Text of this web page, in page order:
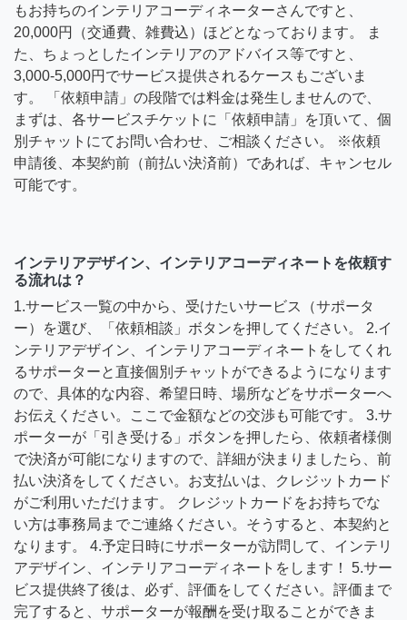
もお持ちのインテリアコーディネーターさんですと、
20,000円（交通費、雑費込）ほどとなっております。 ま
た、ちょっとしたインテリアのアドバイス等ですと、
3,000-5,000円でサービス提供されるケースもございま
す。 「依頼申請」の段階では料金は発生しませんので、
まずは、各サービスチケットに「依頼申請」を頂いて、個
別チャットにてお問い合わせ、ご相談ください。 ※依頼
申請後、本契約前（前払い決済前）であれば、キャンセル
可能です。
インテリアデザイン、インテリアコーディネートを依頼す
る流れは？
1.サービス一覧の中から、受けたいサービス（サポータ
ー）を選び、「依頼相談」ボタンを押してください。 2.イ
ンテリアデザイン、インテリアコーディネートをしてくれ
るサポーターと直接個別チャットができるようになります
ので、具体的な内容、希望日時、場所などをサポーターへ
お伝えください。ここで金額などの交渉も可能です。 3.サ
ポーターが「引き受ける」ボタンを押したら、依頼者様側
で決済が可能になりますので、詳細が決まりましたら、前
払い決済をしてください。お支払いは、クレジットカード
がご利用いただけます。 クレジットカードをお持ちでな
い方は事務局までご連絡ください。そうすると、本契約と
なります。 4.予定日時にサポーターが訪問して、インテリ
アデザイン、インテリアコーディネートをします！ 5.サー
ビス提供終了後は、必ず、評価をしてください。評価まで
完了すると、サポーターが報酬を受け取ることができま